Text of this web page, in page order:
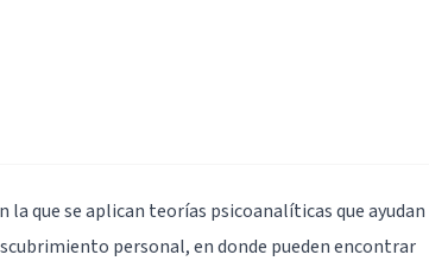
que se aplican teorías psicoanalíticas que ayudan
personal, en donde pueden encontrar